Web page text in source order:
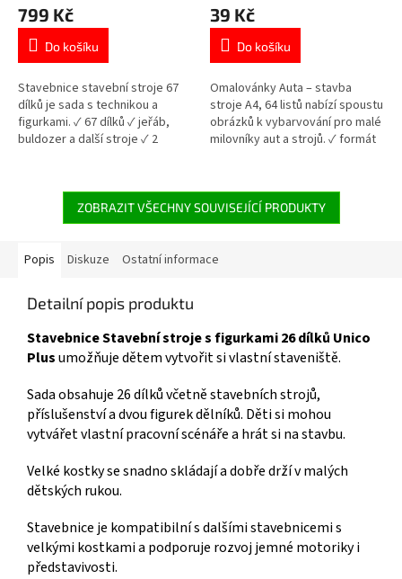
produktu
4,7
5
hvězdiček.
799 Kč
Do košíku
Stavebnice stavební stroje 67
dílků je sada s technikou a
figurkami. ✓ 67 dílků ✓ jeřáb,
buldozer a další stroje ✓ 2
18 měsíců
produktu
5,0
5
hvězdiček.
39 Kč
Do košíku
Omalovánky Auta – stavba
stroje A4, 64 listů nabízí spoustu
obrázků k vybarvování pro malé
milovníky aut a strojů. ✓ formát
kreativních produktů
ZOBRAZIT VŠECHNY SOUVISEJÍCÍ PRODUKTY
Popis Diskuze Ostatní informace
Detailní popis produktu
Stavebnice Stavební stroje s figurkami 26 dílků Unico
Plusumožňuje dětem vytvořit si vlastní staveniště.
Sada obsahuje 26 dílků včetně stavebních strojů,
příslušenství a dvou figurek dělníků. Děti si mohou
vytvářet vlastní pracovní scénáře a hrát si na stavbu.
Velké kostky se snadno skládají a dobře drží v malých
dětských rukou.
Stavebnice je kompatibilní s dalšími stavebnicemi s
velkými kostkami a podporuje rozvoj jemné motoriky i
představivosti.